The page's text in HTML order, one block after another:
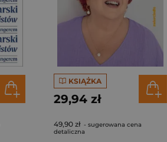
KSIĄŻKA
29,94 zł
49,90 zł - sugerowana cena
detaliczna